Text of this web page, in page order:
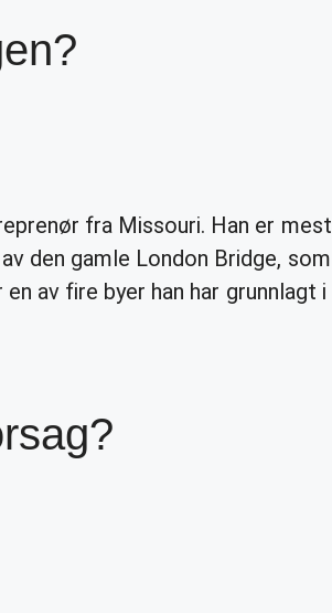
fra Missouri. Han er mest
den gamle London Bridge, som
av fire byer han har grunnlagt i